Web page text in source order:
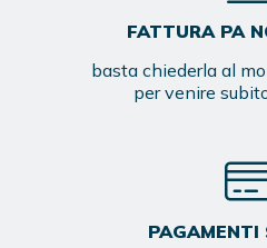
FATTURA PA
basta chiederla al
per venire
PAGAMENTI